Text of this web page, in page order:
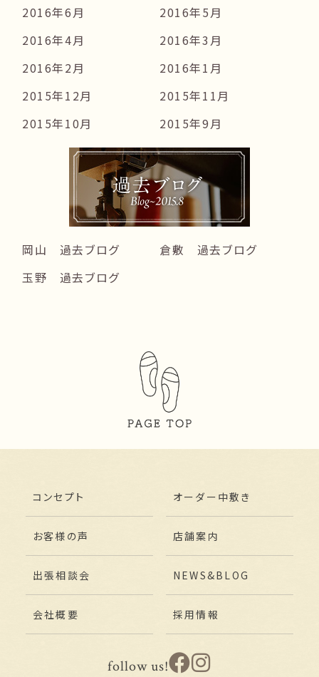
2016年6月
2016年5月
2016年4月
2016年3月
2016年2月
2016年1月
2015年12月
2015年11月
2015年10月
2015年9月
岡山 過去ブログ
倉敷 過去ブログ
玉野 過去ブログ
コンセプト オーダー中敷き
お客様の声 店舗案内
出張相談会 NEWS&BLOG
会社概要 採用情報
follow us!